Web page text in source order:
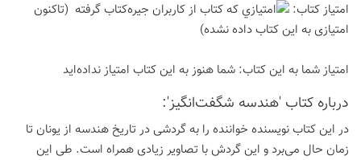
امتیاز كتاب:
(تاكنون
امتیازی به این كتاب داده نشده)
امتیاز شما به این كتاب: شما هنوز به این كتاب امتیاز نداده‌اید
درباره كتاب 'هندسه شگفت‌انگیز':
در این کتاب نویسنده خواننده را به گردشی در تاریخ هندسه از یونان تا
زمان حال می‌برد و این گردش با تصاویر زیادی همراه است. طی این